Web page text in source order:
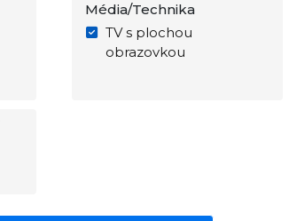
Média/Technika
TV s plochou
obrazovkou